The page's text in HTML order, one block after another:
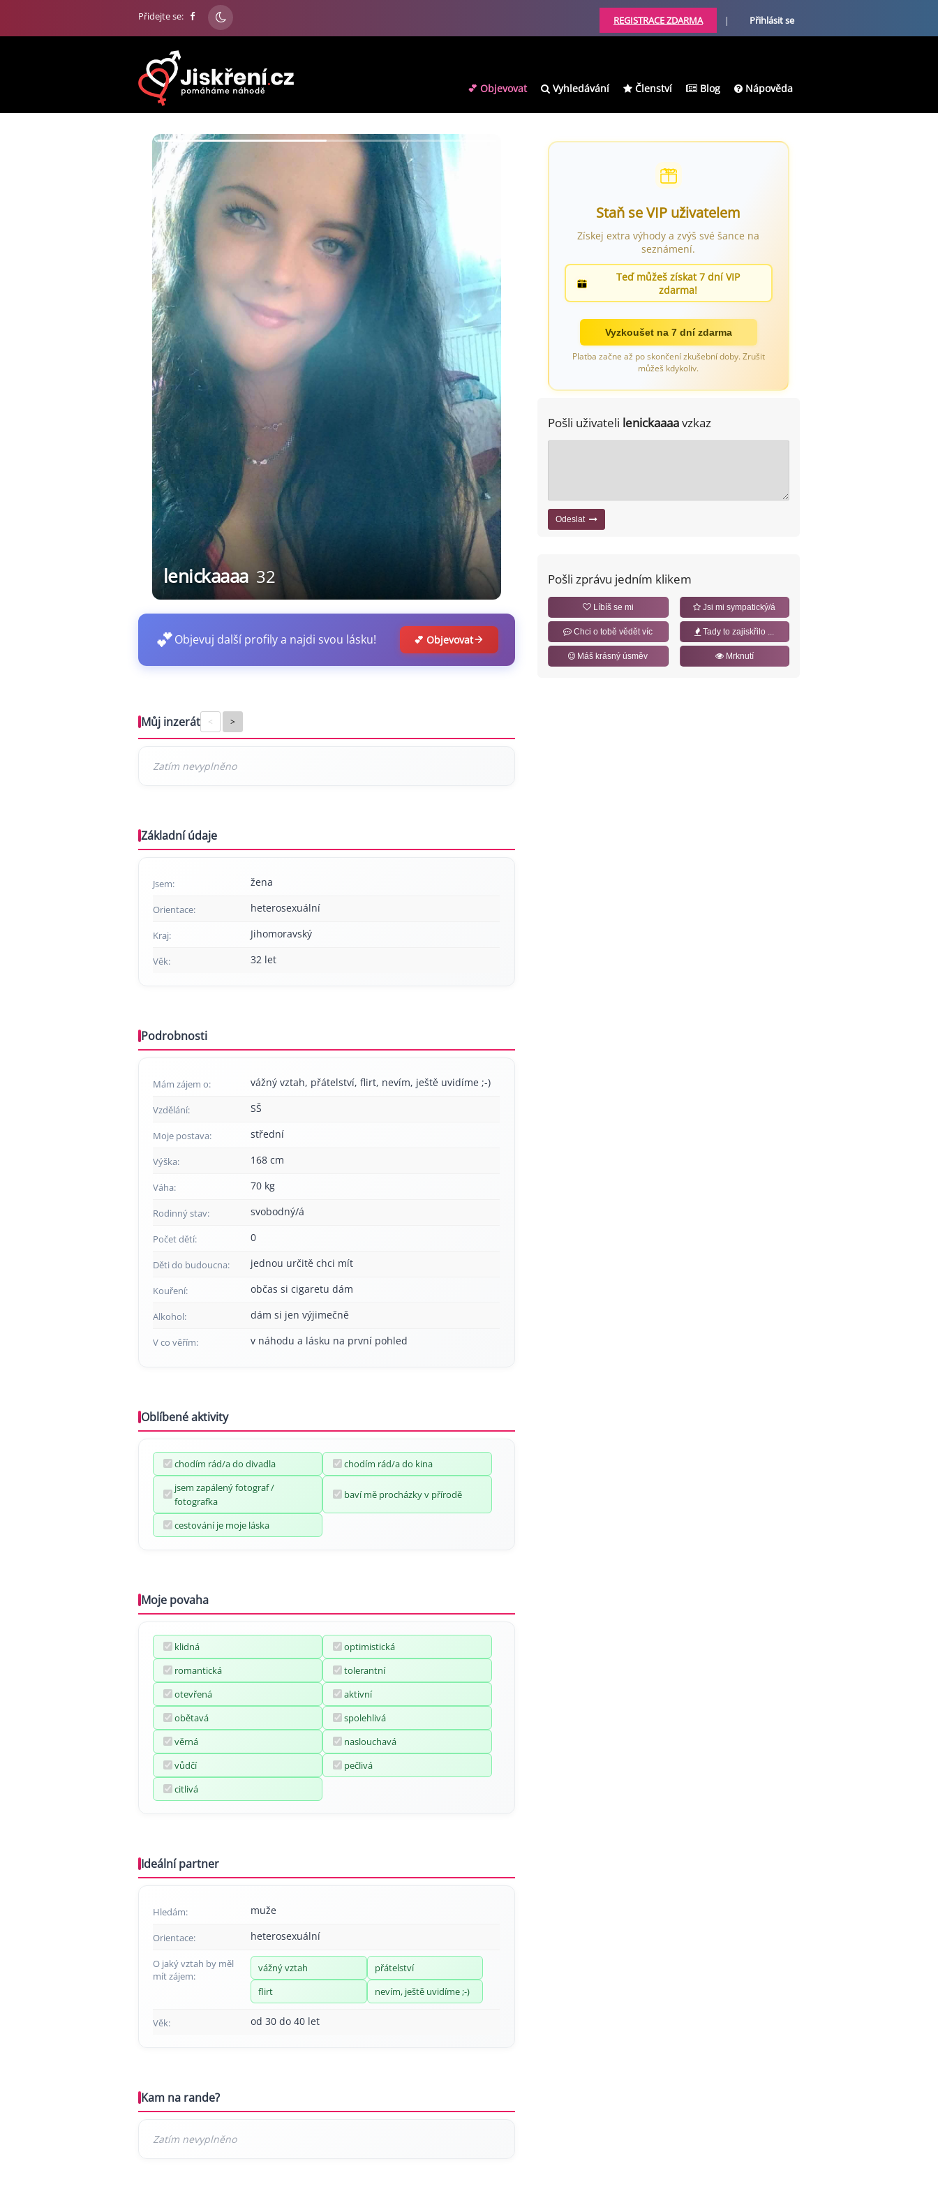
Přidejte se: REGISTRACE ZDARMA | Přihlásit se
💕 Objevovat Vyhledávání Členství Blog Nápověda
lenickaaaa 32
💕Objevuj další profily a najdi svou lásku! 💕 Objevovat
Můj inzerát < >
Základní údaje
Jsem: žena
Orientace: heterosexuální
Kraj: Jihomoravský
Věk: 32 let
Podrobnosti
Mám zájem o: vážný vztah, přátelství, flirt, nevím, ještě uvidíme ;-)
Vzdělání: SŠ
Moje postava: střední
Výška: 168 cm
Váha: 70 kg
Rodinný stav: svobodný/á
Počet dětí: 0
Děti do budoucna: jednou určitě chci mít
Kouření: občas si cigaretu dám
Alkohol: dám si jen výjimečně
V co věřím: v náhodu a lásku na první pohled
Oblíbené aktivity
chodím rád/a do divadla
chodím rád/a do kina
jsem zapálený fotograf /
fotografka
baví mě procházky v přírodě
cestování je moje láska
Moje povaha
klidná
optimistická
romantická
tolerantní
otevřená
aktivní
obětavá
spolehlivá
věrná
naslouchavá
vůdčí
pečlivá
citlivá
Ideální partner
Hledám: muže
Orientace: heterosexuální
O jaký vztah by měl
mít zájem:
vážný vztah
přátelství
flirt
nevím, ještě uvidíme ;-)
Věk: od 30 do 40 let
Kam na rande?
Staň se VIP uživatelem
Získej extra výhody a zvýš své šance na
seznámení.
Teď můžeš získat 7 dní VIP
zdarma!
Vyzkoušet na 7 dní zdarma
Platba začne až po skončení zkušební doby. Zrušit
můžeš kdykoliv.
Pošli uživateli lenickaaaavzkaz
Odeslat
Pošli zprávu jedním klikem
Líbíš se mi Jsi mi sympatický/á
Chci o tobě vědět víc Tady to zajiskřilo ...
Máš krásný úsměv Mrknutí